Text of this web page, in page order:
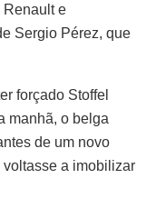
Renault e
Sergio Pérez, que
forçado Stoffel
manhã, o belga
de um novo
a imobilizar